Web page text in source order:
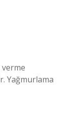
Yağmurlama